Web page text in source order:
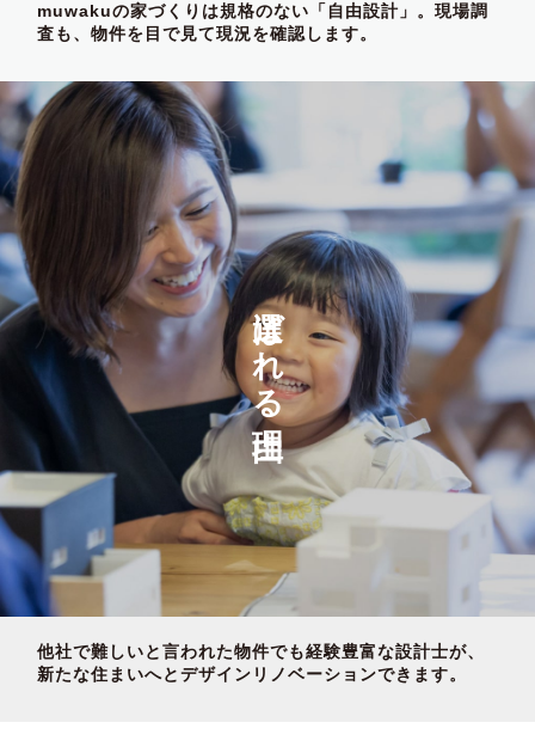
muwakuの家づくりは規格のない「自由設計」。現場調
査も、物件を目で見て現況を確認します。
選ばれる理由
他社で難しいと言われた物件でも経験豊富な設計士が、
新たな住まいへとデザインリノベーションできます。